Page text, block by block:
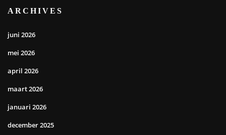
ARCHIVES
juni 2026
mei 2026
april 2026
maart 2026
januari 2026
december 2025